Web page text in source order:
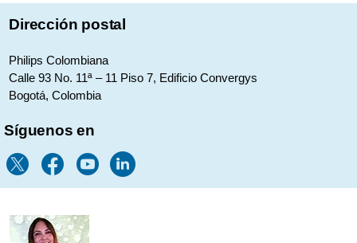
Dirección postal
Philips Colombiana
Calle 93 No. 11ª – 11 Piso 7, Edificio Convergys
Bogotá, Colombia
Síguenos en